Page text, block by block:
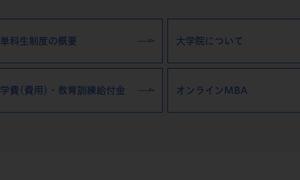
単科生制度の概要 大学院について
学費(費用)・教育訓練給付金 オンラインMBA